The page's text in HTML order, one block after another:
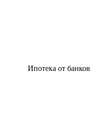
Ипотека от банков